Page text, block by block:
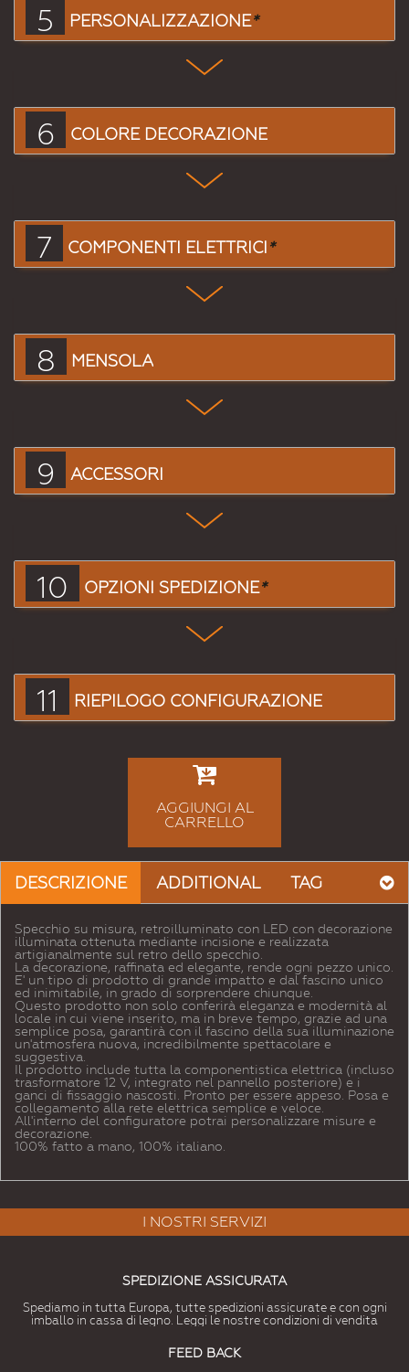
5 PERSONALIZZAZIONE*
6 COLORE DECORAZIONE
7 COMPONENTI ELETTRICI*
8 MENSOLA
9 ACCESSORI
10 OPZIONI SPEDIZIONE*
11 RIEPILOGO CONFIGURAZIONE
AGGIUNGI AL
CARRELLO
DESCRIZIONE ADDITIONAL TAG
Specchio su misura, retroilluminato con LED con decorazione
illuminata ottenuta mediante incisione e realizzata
artigianalmente sul retro dello specchio.
La decorazione, raffinata ed elegante, rende ogni pezzo unico.
E' un tipo di prodotto di grande impatto e dal fascino unico
ed inimitabile, in grado di sorprendere chiunque.
Questo prodotto non solo conferirà eleganza e modernità al
locale in cui viene inserito, ma in breve tempo, grazie ad una
semplice posa, garantirà con il fascino della sua illuminazione
un'atmosfera nuova, incredibilmente spettacolare e
suggestiva.
Il prodotto include tutta la componentistica elettrica (incluso
trasformatore 12 V, integrato nel pannello posteriore) e i
ganci di fissaggio nascosti. Pronto per essere appeso. Posa e
collegamento alla rete elettrica semplice e veloce.
All'interno del configuratore potrai personalizzare misure e
decorazione.
100% fatto a mano, 100% italiano.
I NOSTRI SERVIZI
SPEDIZIONE ASSICURATA
Spediamo in tutta Europa, tutte spedizioni assicurate e con ogni
imballo in cassa di legno. Leggi le nostre condizioni di vendita
FEED BACK